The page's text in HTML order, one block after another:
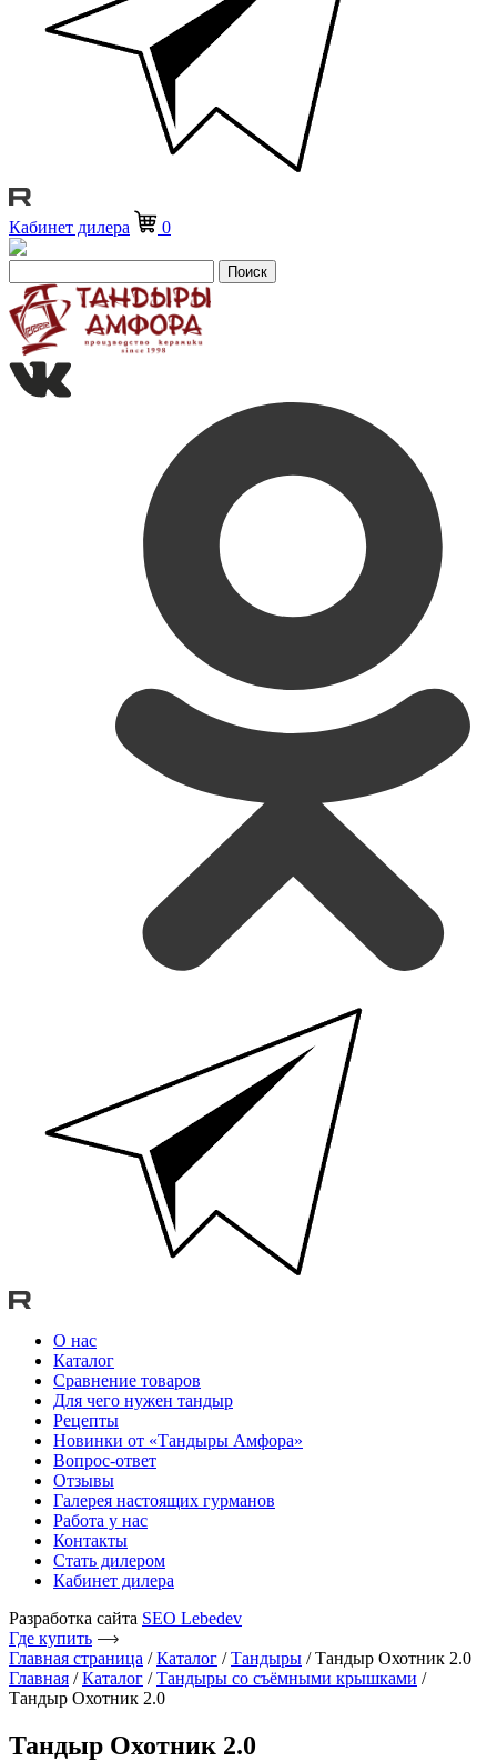
Кабинет дилера 0
Поиск
О нас
Каталог
Сравнение товаров
Для чего нужен тандыр
Рецепты
Новинки от «Тандыры Амфора»
Вопрос-ответ
Отзывы
Галерея настоящих гурманов
Работа у нас
Контакты
Стать дилером
Кабинет дилера
Разработка сайта SEO Lebedev
Где купить
Главная страница /Каталог /Тандыры /Тандыр Охотник 2.0
Главная /Каталог /Тандыры со съёмными крышками /
Тандыр Охотник 2.0
Тандыр Охотник 2.0